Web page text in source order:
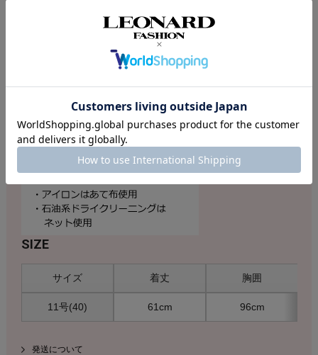
ル100％ 装飾：スパンコール
コットン100%で仕立てた着心地抜群のカジュアルTシャツ。スパンコー
ルとPOPなカラー刺繍でデザインしたロゴアクセントがポイントです。
ベーシックなラウンドネックのコンパクトなフォルムでどんなボトムス
とも好相性。アクティブシーンだけでなくデイリースタイルにも重宝す
SIZE
サイズ 着丈 胸囲
11号(40) 61cm 96cm
発送について